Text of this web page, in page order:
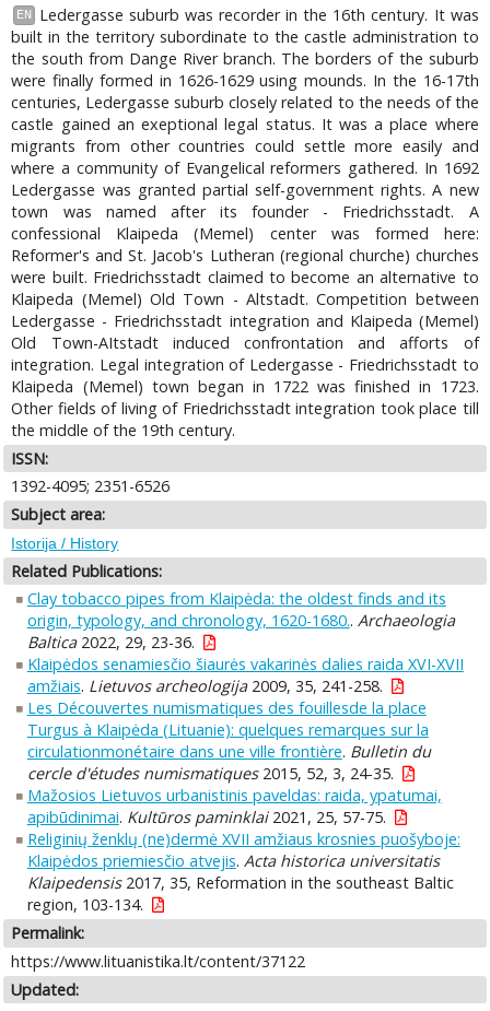
EN
Ledergasse suburb was recorder in the 16th century. It was
built in the territory subordinate to the castle administration to
the south from Dange River branch. The borders of the suburb
were finally formed in 1626-1629 using mounds. In the 16-17th
centuries, Ledergasse suburb closely related to the needs of the
castle gained an exeptional legal status. It was a place where
migrants from other countries could settle more easily and
where a community of Evangelical reformers ga­thered. In 1692
Ledergasse was granted partial self-government rights. A new
town was named after its founder - Friedrichsstadt. A
confessional Klaipeda (Memel) center was formed here:
Reformer's and St. Jacob's Lutheran (regional churche) churches
were built. Friedrichsstadt claimed to become an alternative to
Klaipeda (Memel) Old Town - Altstadt. Competition between
Ledergasse - Friedrichsstadt integration and Klaipeda (Memel)
Old Town-AItstadt induced confrontation and afforts of
integration. Legal integration of Ledergasse - Friedrichsstadt to
Klaipeda (Memel) town began in 1722 was finished in 1723.
Other fields of living of Friedrichsstadt integration took place till
the middle of the 19th century.
ISSN:
1392-4095; 2351-6526
Subject area:
Istorija / History
Related Publications:
Clay tobacco pipes from Klaipėda: the oldest finds and its
origin, typology, and chronology, 1620-1680.. Archaeologia
Baltica2022, 29, 23-36.
Klaipėdos senamiesčio šiaurės vakarinės dalies raida XVI-XVII
amžiais. Lietuvos archeologija2009, 35, 241-258.
Les Découvertes numismatiques des fouillesde la place
Turgus à Klaipėda (Lituanie): quelques remarques sur la
circulationmonétaire dans une ville frontière. Bulletin du
cercle d'études numismatiques2015, 52, 3, 24-35.
Mažosios Lietuvos urbanistinis paveldas: raida, ypatumai,
apibūdinimai. Kultūros paminklai2021, 25, 57-75.
Religinių ženklų (ne)dermė XVII amžiaus krosnies puošyboje:
Klaipėdos priemiesčio atvejis. Acta historica universitatis
Klaipedensis2017, 35, Reformation in the southeast Baltic
region, 103-134.
Permalink:
https://www.lituanistika.lt/content/37122
Updated: